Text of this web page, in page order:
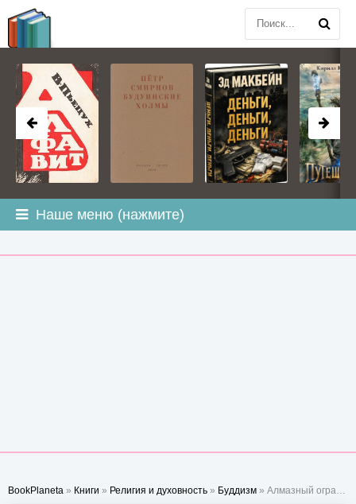
Наше меню (нажмите)
BookPlaneta » Книги » Религия и духовность » Буддизм » Алмазный огранщик: Будда о том, как управлять бизнесом и личной жизнью - Майкл Роуч
BOOKPLANETA.COM